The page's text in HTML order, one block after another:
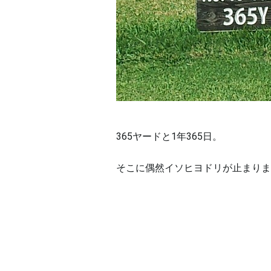
365ヤードと1年365日。
そこに偶然イソヒヨドリが止まり